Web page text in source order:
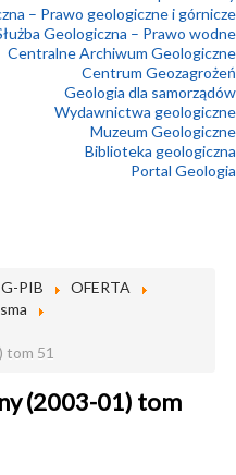
– Prawo geologiczne i górnicze
Geologiczna – Prawo wodne
Centralne Archiwum Geologiczne
Centrum Geozagrożeń
Geologia dla samorządów
Wydawnictwa geologiczne
Muzeum Geologiczne
Biblioteka geologiczna
Portal Geologia
PIB
OFERTA
tom 51
(2003-01) tom